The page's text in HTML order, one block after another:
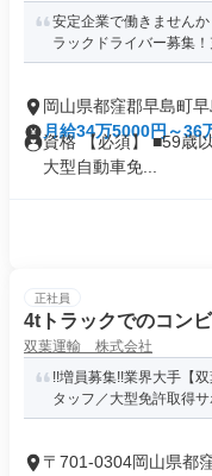
安定企業で働きません
ラックドライバー募集
岡山県都窪郡早島町早
月給34万5000円～36
資格 【必須】 ■59歳
大型自動車免...
正社員
4tトラックでのコン
双葉運輸 株式会社
!!増員募集!!業界大手【
タッフ／大型免許取得サ
〒701-0304岡山県都